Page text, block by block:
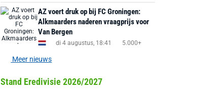
AZ voert druk op bij FC Groningen:
Alkmaarders naderen vraagprijs voor
Van Bergen
di 4 augustus, 18:41 5.000+
Meer nieuws
Stand Eredivisie 2026/2027